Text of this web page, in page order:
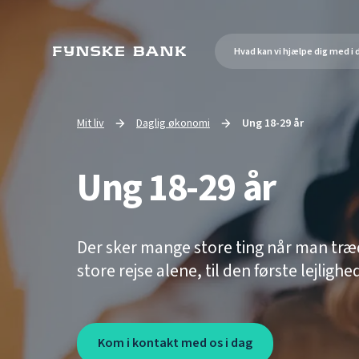
Mit liv
Go to Daglig økonomi
Current page: Ung 18-29 år
Ung 18-29 år
Der sker mange store ting når man
store rejse alene, til den første
Kom i kontakt med os i dag